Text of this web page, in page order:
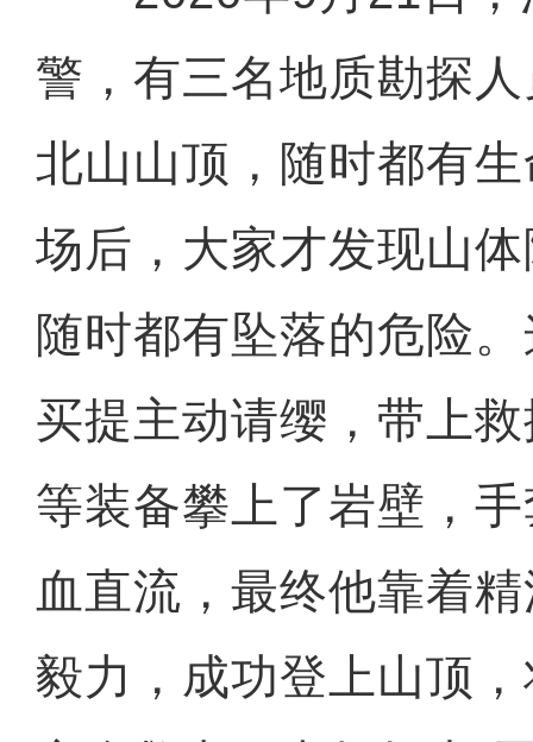
警，有三名地质勘探
北山山顶，随时都有
场后，大家才发现山
随时都有坠落的危险
买提主动请缨，带上
等装备攀上了岩壁，
血直流，最终他靠着
毅力，成功登上山顶